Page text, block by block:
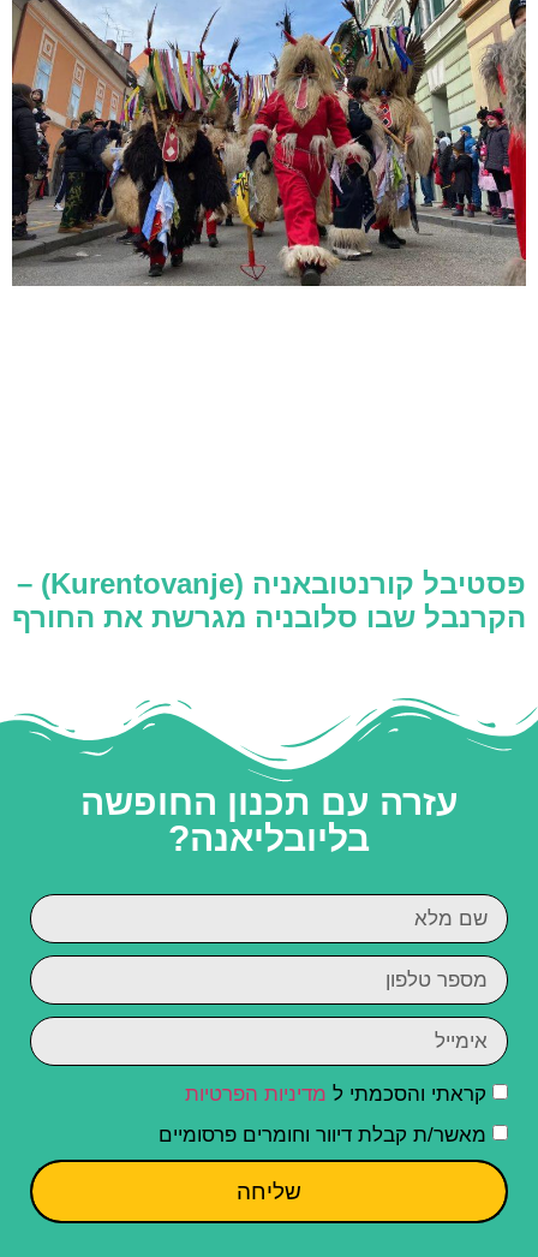
פסטיבל קורנטובאניה (Kurentovanje) –
הקרנבל שבו סלובניה מגרשת את החורף
עזרה עם תכנון החופשה
בליובליאנה?
קראתי והסכמתי ל מדיניות הפרטיות
מאשר/ת קבלת דיוור וחומרים פרסומיים
שליחה